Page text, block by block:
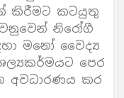
කිරීමට කටයුතු
නිරෝගී
මනෝ වෛද්‍ය
පෙර
අවධාරණය කර